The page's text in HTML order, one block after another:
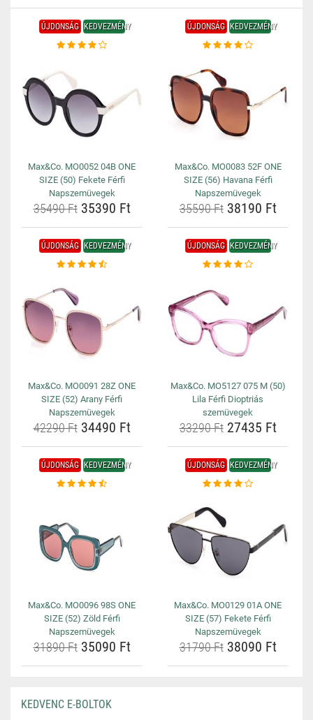
ÚJDONSÁG KEDVEZMÉNY
Max&Co. MO0052 04B ONE
SIZE (50) Fekete Férfi
Napszemüvegek
35490 Ft35390 Ft
ÚJDONSÁG KEDVEZMÉNY
Max&Co. MO0083 52F ONE
SIZE (56) Havana Férfi
Napszemüvegek
35590 Ft38190 Ft
ÚJDONSÁG KEDVEZMÉNY
Max&Co. MO0091 28Z ONE
SIZE (52) Arany Férfi
Napszemüvegek
42290 Ft34490 Ft
ÚJDONSÁG KEDVEZMÉNY
Max&Co. MO5127 075 M (50)
Lila Férfi Dioptriás
szemüvegek
33290 Ft27435 Ft
ÚJDONSÁG KEDVEZMÉNY
Max&Co. MO0096 98S ONE
SIZE (52) Zöld Férfi
Napszemüvegek
31890 Ft35090 Ft
ÚJDONSÁG KEDVEZMÉNY
Max&Co. MO0129 01A ONE
SIZE (57) Fekete Férfi
Napszemüvegek
31790 Ft38090 Ft
KEDVENC E-BOLTOK